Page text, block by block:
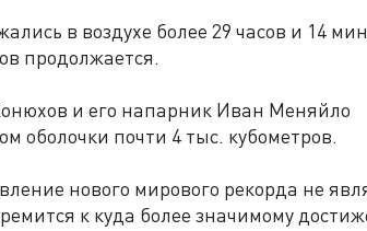
в воздухе более 29 часов и 14
продолжается.
и его напарник Иван Меняйло
оболочки почти 4 тыс. кубометров.
нового мирового рекорда не
к куда более значимому